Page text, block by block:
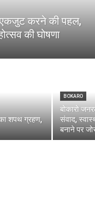
एकजुट करने की पहल,
की घोषणा
का शपथ ग्रहण,
BOKARO
बोकारो
संवाद,
बनाने पर